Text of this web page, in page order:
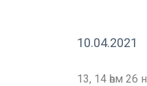
10.04.2021
13, 14 һәм 26